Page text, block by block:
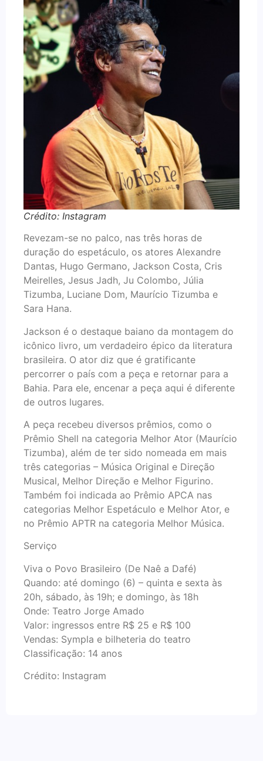
Crédito: Instagram
Revezam-se no palco, nas três horas de
duração do espetáculo, os atores Alexandre
Dantas, Hugo Germano, Jackson Costa, Cris
Meirelles, Jesus Jadh, Ju Colombo, Júlia
Tizumba, Luciane Dom, Maurício Tizumba e
Sara Hana.
Jackson é o destaque baiano da montagem do
icônico livro, um verdadeiro épico da literatura
brasileira. O ator diz que é gratificante
percorrer o país com a peça e retornar para a
Bahia. Para ele, encenar a peça aqui é diferente
de outros lugares.
A peça recebeu diversos prêmios, como o
Prêmio Shell na categoria Melhor Ator (Maurício
Tizumba), além de ter sido nomeada em mais
três categorias – Música Original e Direção
Musical, Melhor Direção e Melhor Figurino.
Também foi indicada ao Prêmio APCA nas
categorias Melhor Espetáculo e Melhor Ator, e
no Prêmio APTR na categoria Melhor Música.
Serviço
Viva o Povo Brasileiro (De Naê a Dafé)
Quando: até domingo (6) – quinta e sexta às
20h, sábado, às 19h; e domingo, às 18h
Onde: Teatro Jorge Amado
Valor: ingressos entre R$ 25 e R$ 100
Vendas: Sympla e bilheteria do teatro
Classificação: 14 anos
Crédito: Instagram